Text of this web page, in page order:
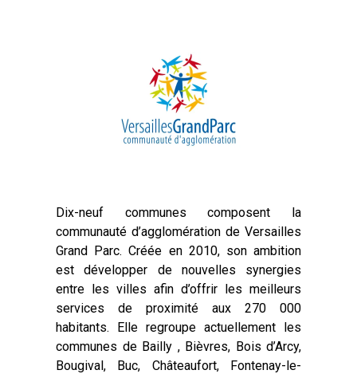
Dix-neuf communes composent la
communauté d’agglomération de Versailles
Grand Parc. Créée en 2010, son ambition
est développer de nouvelles synergies
entre les villes afin d’offrir les meilleurs
services de proximité aux 270 000
habitants. Elle regroupe actuellement les
communes de Bailly , Bièvres, Bois d’Arcy,
Bougival, Buc, Châteaufort, Fontenay-le-